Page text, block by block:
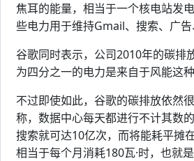
焦耳的能量，相当于一个核电站发
些电力用于维持Gmail、搜索、广告
谷歌同时表示，公司2010年的碳排
为四分之一的电力是来自于风能这种
不过即使如此，谷歌的碳排放依然
称，数据中心每天都进行不计其数
搜索就可达10亿次，而将能耗平摊
相当于每个月消耗180瓦·时，也就